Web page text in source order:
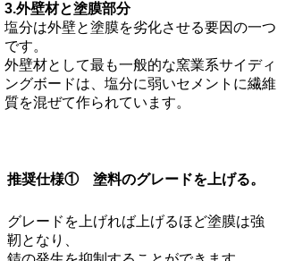
3.外壁材と塗膜部分
塩分は外壁と塗膜を劣化させる要因の一つ
です。
外壁材として最も一般的な窯業系サイディ
ングボードは、塩分に弱いセメントに繊維
質を混ぜて作られています。
​推奨仕様① 塗料のグレードを上げる。​
グレードを上げれば上げるほど塗膜は強
靭となり、